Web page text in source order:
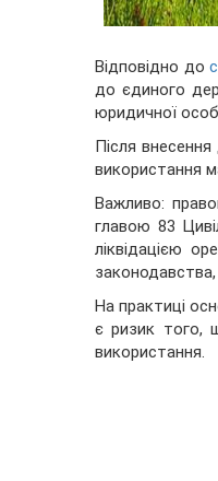
Відповідно до
до єдиного
юридичної
Після
використання
Важливо:
главою 83
ліквідацією
На практиці
є ризик того,
використання.